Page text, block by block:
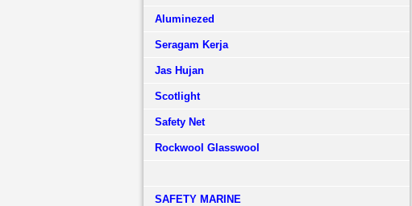
Aluminezed
Seragam Kerja
Jas Hujan
Scotlight
Safety Net
Rockwool Glasswool
SAFETY MARINE